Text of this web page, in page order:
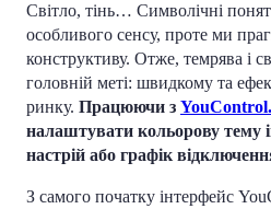
Світло, тінь… Символічні
особливого сенсу, проте ми
конструктиву. Отже, темрява і
головній меті: швидкому та
ринку. Працюючи з
налаштувати кольорову тему
настрій або графік
З самого початку інтерфейс